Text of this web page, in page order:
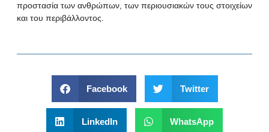
προστασία των ανθρώπων, των περιουσιακών τους στοιχείων
και του περιβάλλοντος.
Facebook Twitter
LinkedIn WhatsApp